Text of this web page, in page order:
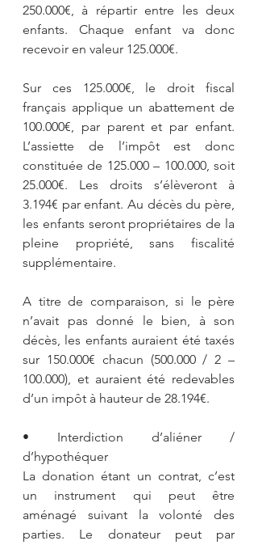
250.000€, à répartir entre les deux
enfants. Chaque enfant va donc
recevoir en valeur 125.000€.
Sur ces 125.000€, le droit fiscal
français applique un abattement de
100.000€, par parent et par enfant.
L’assiette de l’impôt est donc
constituée de 125.000 – 100.000, soit
25.000€. Les droits s’élèveront à
3.194€ par enfant. Au décès du père,
les enfants seront propriétaires de la
pleine propriété, sans fiscalité
supplémentaire.
A titre de comparaison, si le père
n’avait pas donné le bien, à son
décès, les enfants auraient été taxés
sur 150.000€ chacun (500.000 / 2 –
100.000), et auraient été redevables
d’un impôt à hauteur de 28.194€.
• Interdiction d’aliéner /
d’hypothéquer
La donation étant un contrat, c’est
un instrument qui peut être
aménagé suivant la volonté des
parties. Le donateur peut par